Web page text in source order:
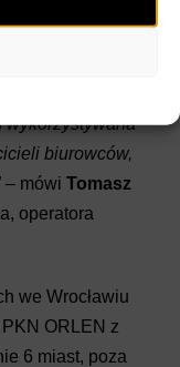
swoją
ale również
To także
wspierania
wykorzystywana
biurowców,
– mówi Tomasz
operatora
we Wrocławiu
ORLEN z
6 miast, poza